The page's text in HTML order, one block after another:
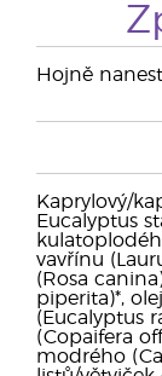
Hojně
Kaprylový/
Eucalyptus
vavřínu
(Rosa
piperita)*,
(Eucalyptus
(Copaifera
modrého